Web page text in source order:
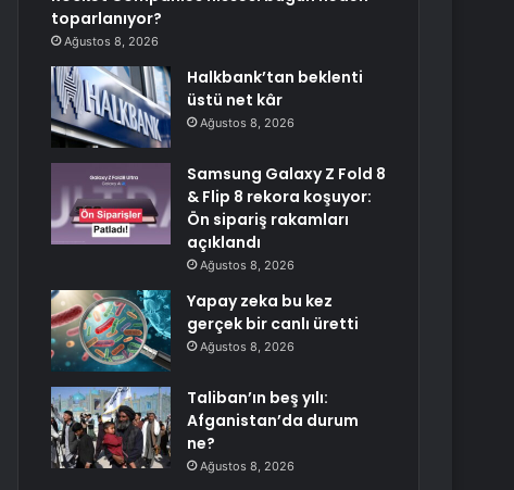
toparlanıyor?
Ağustos 8, 2026
Halkbank’tan beklenti
üstü net kâr
Ağustos 8, 2026
Samsung Galaxy Z Fold 8
& Flip 8 rekora koşuyor:
Ön sipariş rakamları
açıklandı
Ağustos 8, 2026
Yapay zeka bu kez
gerçek bir canlı üretti
Ağustos 8, 2026
Taliban’ın beş yılı:
Afganistan’da durum
ne?
Ağustos 8, 2026